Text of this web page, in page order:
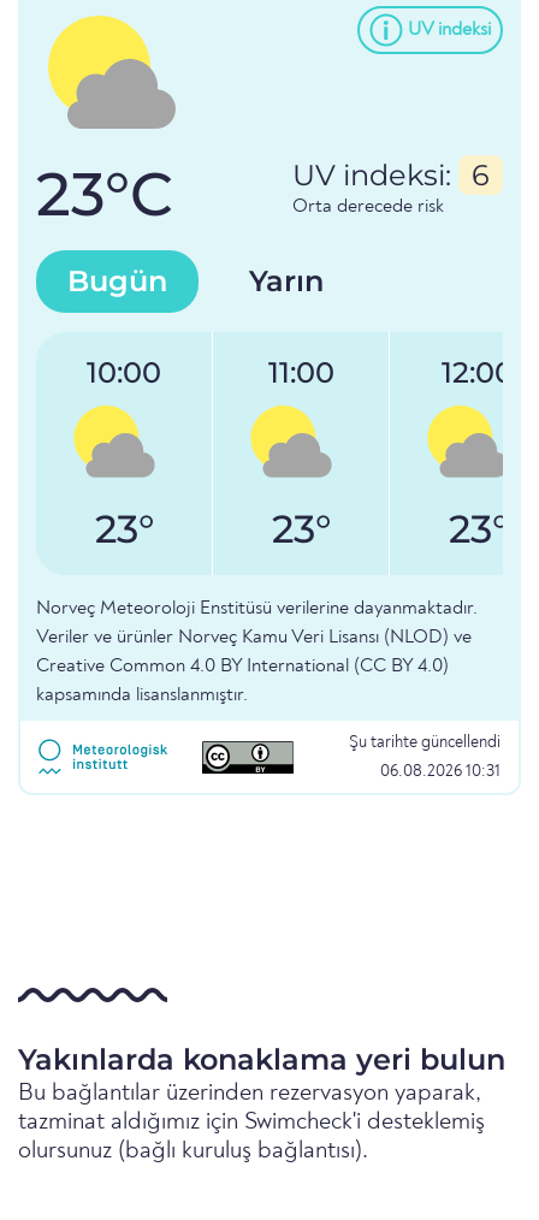
UV indeksi
23°C UV indeksi: 6
Orta derecede risk
Bugün Yarın
10:00
23°
11:00
23°
12:00
23°
Norveç Meteoroloji Enstitüsü verilerine dayanmaktadır.
Veriler ve ürünler Norveç Kamu Veri Lisansı (NLOD) ve
Creative Common 4.0 BY International (CC BY 4.0)
kapsamında lisanslanmıştır.
Şu tarihte güncellendi
06.08.2026 10:31
Yakınlarda konaklama yeri bulun
Bu bağlantılar üzerinden rezervasyon yaparak,
tazminat aldığımız için Swimcheck'i desteklemiş
olursunuz (bağlı kuruluş bağlantısı).